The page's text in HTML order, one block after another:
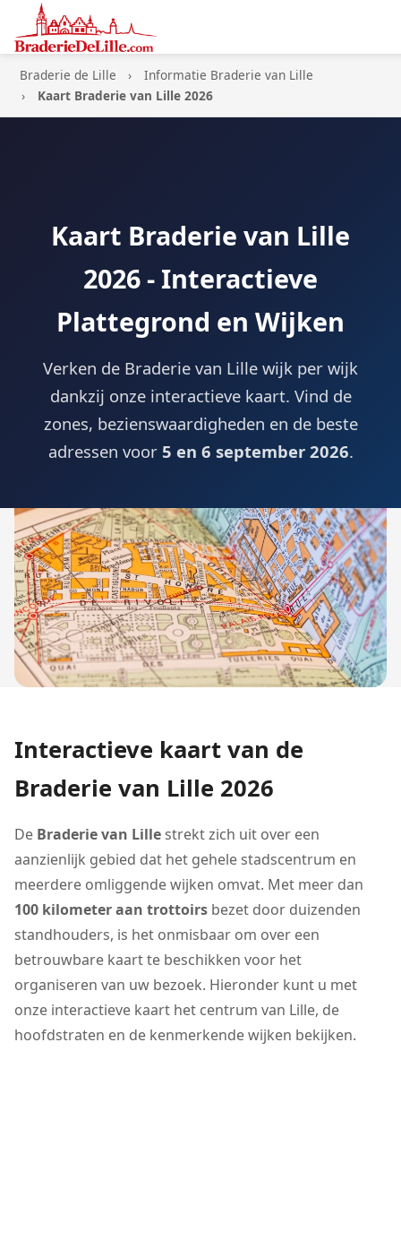
Braderie de Lille
Informatie Braderie van Lille
Kaart Braderie van Lille 2026
Kaart Braderie van Lille
2026 - Interactieve
Plattegrond en Wijken
Verken de Braderie van Lille wijk per wijk
dankzij onze interactieve kaart. Vind de
zones, bezienswaardigheden en de beste
adressen voor 5 en 6 september 2026.
Interactieve kaart van de
Braderie van Lille 2026
De Braderie van Lille strekt zich uit over een
aanzienlijk gebied dat het gehele stadscentrum en
meerdere omliggende wijken omvat. Met meer dan
100 kilometer aan trottoirs bezet door duizenden
standhouders, is het onmisbaar om over een
betrouwbare kaart te beschikken voor het
organiseren van uw bezoek. Hieronder kunt u met
onze interactieve kaart het centrum van Lille, de
hoofdstraten en de kenmerkende wijken bekijken.